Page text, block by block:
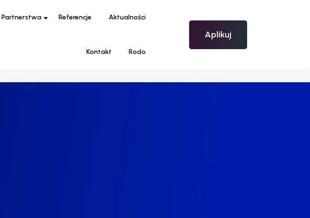
Partnerstwa Referencje Aktualności
Kontakt Rodo
Aplikuj